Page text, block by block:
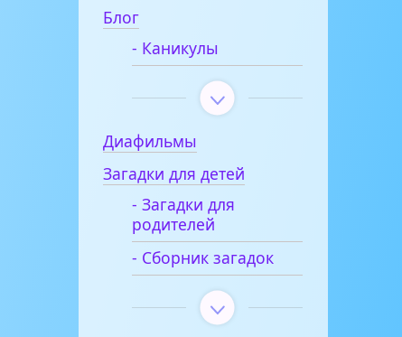
Блог
- Каникулы
Диафильмы
Загадки для детей
- Загадки для
родителей
- Сборник загадок